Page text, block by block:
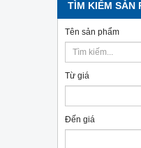
TÌM KIẾM SẢN
Tên sản phẩm
Từ giá
Đến giá